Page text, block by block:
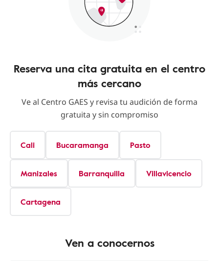
Reserva una cita gratuita en el centro
más cercano
Ve al Centro GAES y revisa tu audición de forma
gratuita y sin compromiso
Cali Bucaramanga Pasto
Manizales Barranquilla Villavicencio
Cartagena
Ven a conocernos